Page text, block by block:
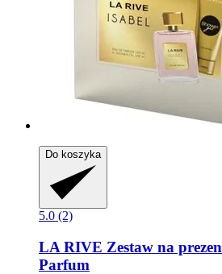
Do koszyka
5.0 (2)
LA RIVE Zestaw na
Parfum